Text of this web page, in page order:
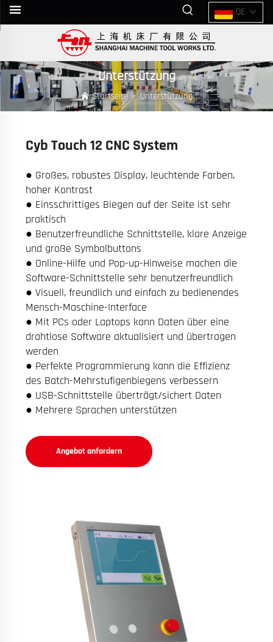
DE
Unterstützung
Startseite> Unterstützung
Cyb Touch 12 CNC System
● Großes, robustes Display, leuchtende Farben,
hoher Kontrast
● Einsschrittiges Biegen auf der Seite ist sehr
praktisch
● Benutzerfreundliche Schnittstelle, klare Anzeige
und große Symbolbuttons
● Online-Hilfe und Pop-up-Hinweise machen die
Software-Schnittstelle sehr benutzerfreundlich
● Visuell, freundlich und einfach zu bedienendes
Mensch-Maschine-Interface
● Mit PCs oder Laptops kann Daten über eine
drahtlose Software aktualisiert und übertragen
werden
● Perfekte Programmierung kann die Effizienz
des Batch-Mehrstufigenbiegens verbessern
● USB-Schnittstelle überträgt/sichert Daten
● Mehrere Sprachen unterstützen
Angebot anfordern